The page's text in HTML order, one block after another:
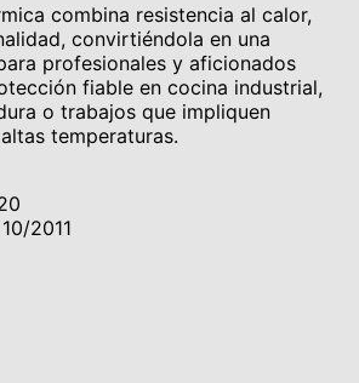
combina resistencia al calor,
convirtiéndola en una
profesionales y aficionados
fiable en cocina industrial,
o trabajos que impliquen
temperaturas.
2011